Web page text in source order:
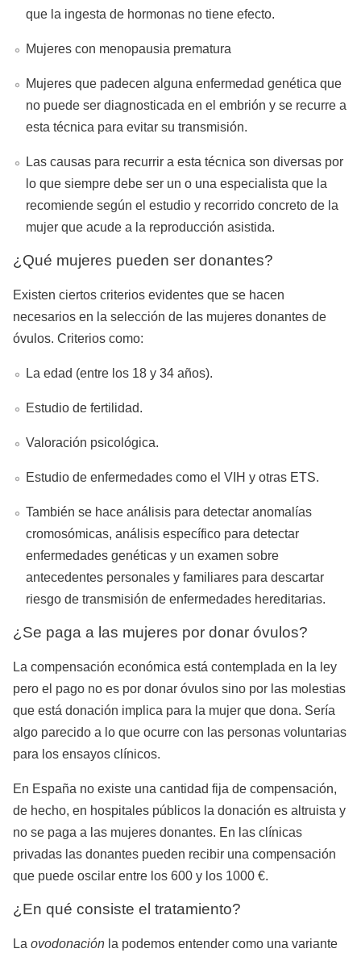
que la ingesta de hormonas no tiene efecto.
Mujeres con menopausia prematura
Mujeres que padecen alguna enfermedad genética que
no puede ser diagnosticada en el embrión y se recurre a
esta técnica para evitar su transmisión.
Las causas para recurrir a esta técnica son diversas por
lo que siempre debe ser un o una especialista que la
recomiende según el estudio y recorrido concreto de la
mujer que acude a la reproducción asistida.
¿Qué mujeres pueden ser donantes?
Existen ciertos criterios evidentes que se hacen
necesarios en la selección de las mujeres donantes de
óvulos. Criterios como:
La edad (entre los 18 y 34 años).
Estudio de fertilidad.
Valoración psicológica.
Estudio de enfermedades como el VIH y otras ETS.
También se hace análisis para detectar anomalías
cromosómicas, análisis específico para detectar
enfermedades genéticas y un examen sobre
antecedentes personales y familiares para descartar
riesgo de transmisión de enfermedades hereditarias.
¿Se paga a las mujeres por donar óvulos?
La compensación económica está contemplada en la ley
pero el pago no es por donar óvulos sino por las molestias
que está donación implica para la mujer que dona. Sería
algo parecido a lo que ocurre con las personas voluntarias
para los ensayos clínicos.
En España no existe una cantidad fija de compensación,
de hecho, en hospitales públicos la donación es altruista y
no se paga a las mujeres donantes. En las clínicas
privadas las donantes pueden recibir una compensación
que puede oscilar entre los 600 y los 1000 €.
¿En qué consiste el tratamiento?
La ovodonación la podemos entender como una variante